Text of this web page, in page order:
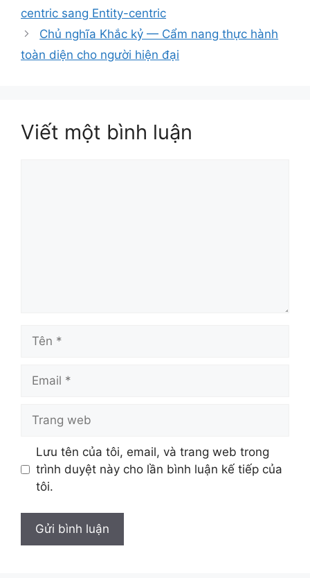
centric sang Entity-centric
Chủ nghĩa Khắc kỷ — Cẩm nang thực hành
toàn diện cho người hiện đại
Viết một bình luận
web
Lưu tên của tôi, email, và trang web trong
trình duyệt này cho lần bình luận kế tiếp của
tôi.